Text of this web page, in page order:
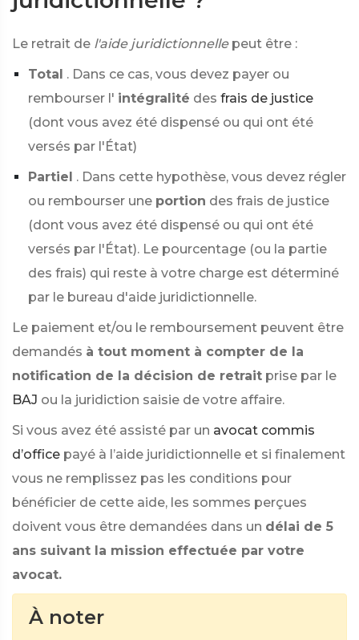
Le retrait de l'aide juridictionnelle peut être :
Total . Dans ce cas, vous devez payer ou
rembourser l' intégralité des frais de justice
(dont vous avez été dispensé ou qui ont été
versés par l'État)
Partiel . Dans cette hypothèse, vous devez régler
ou rembourser une portion des frais de justice
(dont vous avez été dispensé ou qui ont été
versés par l'État). Le pourcentage (ou la partie
des frais) qui reste à votre charge est déterminé
par le bureau d'aide juridictionnelle.
Le paiement et/ou le remboursement peuvent être
demandés à tout moment à compter de la
notification de la décision de retrait prise par le
BAJ ou la juridiction saisie de votre affaire.
Si vous avez été assisté par un avocat commis
d’office payé à l’aide juridictionnelle et si finalement
vous ne remplissez pas les conditions pour
bénéficier de cette aide, les sommes perçues
doivent vous être demandées dans un délai de 5
ans suivant la mission effectuée par votre
avocat.
À noter